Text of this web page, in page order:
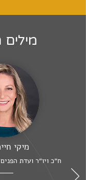
מיקי
ח״כ ויו״ר ועדת